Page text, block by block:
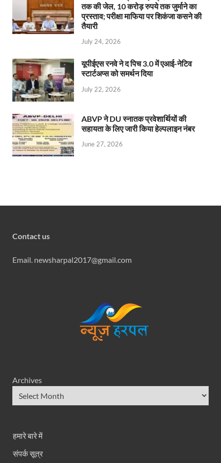
तक की जेल, 10 करोड़ रुपये तक जुर्माने का
प्रस्ताव; परीक्षा माफिया पर शिकंजा कसने की
तैयारी
July 24, 2026
यूपीईएस रनवे ने द पिच 3.0 में एआई-नेटिव
स्टार्टअप्स को समर्थन दिया
July 22, 2026
ABVP ने DU स्नातक प्रवेशार्थियों की
सहायता के लिए जारी किया हेल्पलाइन नंबर
June 27, 2026
Contact us
Email. newsharpal2017@gmail.com
Archives
हमारे बारे में
संपर्क सूत्र